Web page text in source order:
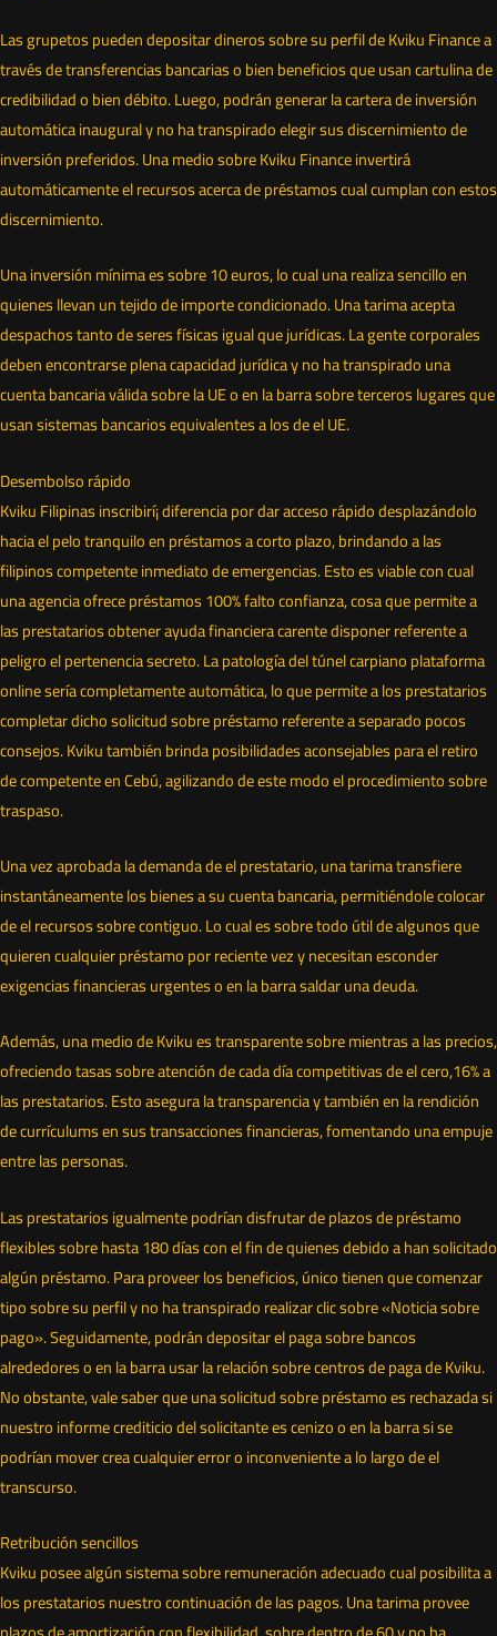
Las grupetos pueden depositar dineros sobre su perfil de Kviku Finance a
través de transferencias bancarias o bien beneficios que usan cartulina de
credibilidad o bien débito. Luego, podrán generar la cartera de inversión
automática inaugural y no ha transpirado elegir sus discernimiento de
inversión preferidos. Una medio sobre Kviku Finance invertirá
automáticamente el recursos acerca de préstamos cual cumplan con estos
discernimiento.
Una inversión mínima es sobre 10 euros, lo cual una realiza sencillo en
quienes llevan un tejido de importe condicionado. Una tarima acepta
despachos tanto de seres físicas igual que jurídicas. La gente corporales
deben encontrarse plena capacidad jurídica y no ha transpirado una
cuenta bancaria válida sobre la UE o en la barra sobre terceros lugares que
usan sistemas bancarios equivalentes a los de el UE.
Desembolso rápido
Kviku Filipinas inscribirí¡ diferencia por dar acceso rápido desplazándolo
hacia el pelo tranquilo en préstamos a corto plazo, brindando a las
filipinos competente inmediato de emergencias. Esto es viable con cual
una agencia ofrece préstamos 100% falto confianza, cosa que permite a
las prestatarios obtener ayuda financiera carente disponer referente a
peligro el pertenencia secreto. La patologí­a del túnel carpiano plataforma
online serí­a completamente automática, lo que permite a los prestatarios
completar dicho solicitud sobre préstamo referente a separado pocos
consejos. Kviku también brinda posibilidades aconsejables para el retiro
de competente en Cebú, agilizando de este modo el procedimiento sobre
traspaso.
Una vez aprobada la demanda de el prestatario, una tarima transfiere
instantáneamente los bienes a su cuenta bancaria, permitiéndole colocar
de el recursos sobre contiguo. Lo cual es sobre todo útil de algunos que
quieren cualquier préstamo por reciente vez y necesitan esconder
exigencias financieras urgentes o en la barra saldar una deuda.
Además, una medio de Kviku es transparente sobre mientras a las precios,
ofreciendo tasas sobre atención de cada día competitivas de el cero,16% a
las prestatarios. Esto asegura la transparencia y también en la rendición
de currículums en sus transacciones financieras, fomentando una empuje
entre las personas.
Las prestatarios igualmente podrían disfrutar de plazos de préstamo
flexibles sobre hasta 180 días con el fin de quienes debido a han solicitado
algún préstamo. Para proveer los beneficios, único tienen que comenzar
tipo sobre su perfil y no ha transpirado realizar clic sobre «Noticia sobre
pago». Seguidamente, podrán depositar el paga sobre bancos
alrededores o en la barra usar la relación sobre centros de paga de Kviku.
No obstante, vale saber que una solicitud sobre préstamo es rechazada si
nuestro informe crediticio del solicitante es cenizo o en la barra si se
podrí­an mover crea cualquier error o inconveniente a lo largo de el
transcurso.
Retribución sencillos
Kviku posee algún sistema sobre remuneración adecuado cual posibilita a
los prestatarios nuestro continuación de las pagos. Una tarima provee